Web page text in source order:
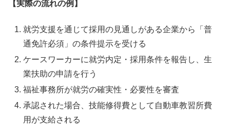
【実際の流れの例】
就労支援を通じて採用の見通しがある企業から「普
通免許必須」の条件提示を受ける
ケースワーカーに就労内定・採用条件を報告し、生
業扶助の申請を行う
福祉事務所が就労の確実性・必要性を審査
承認された場合、技能修得費として自動車教習所費
用が支給される